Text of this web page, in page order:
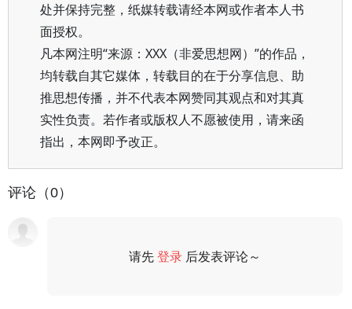
处并保持完整，纸媒转载请经本网或作者本人书
面授权。
凡本网注明“来源：XXX（非爱思想网）”的作品，
均转载自其它媒体，转载目的在于分享信息、助
推思想传播，并不代表本网赞同其观点和对其真
实性负责。若作者或版权人不愿被使用，请来函
指出，本网即予改正。
评论（0）
请先登录 后发表评论～